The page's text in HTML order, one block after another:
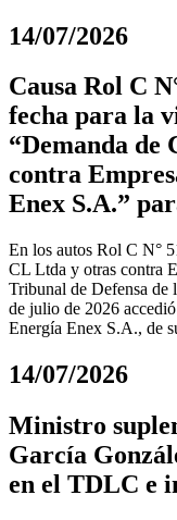
14/07/2026
Causa Rol C
fecha para la
“Demanda
contra
Enex S.A.”
En los autos Rol C N°
CL Ltda y otras contra
Tribunal de Defensa de
de julio de 2026
Energía Enex S.A., de
14/07/2026
Ministro
García
en el TDLC e